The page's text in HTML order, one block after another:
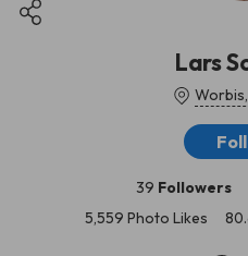
Lars
39 Followers
5,559 Photo Likes